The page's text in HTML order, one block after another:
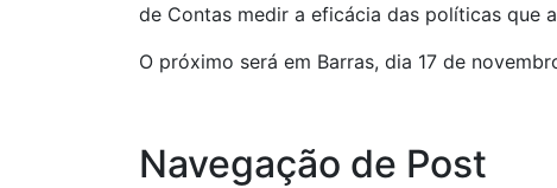
de Contas medir a eficácia das políticas que
O próximo será em Barras, dia 17 de
Navegação de Post